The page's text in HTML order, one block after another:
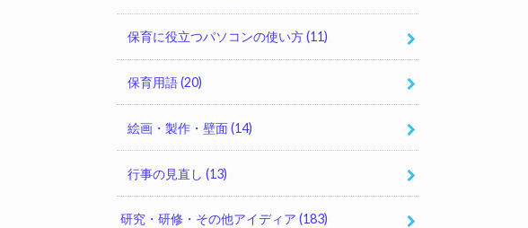
保育に役立つパソコンの使い方(11)
保育用語(20)
絵画・製作・壁面(14)
行事の見直し (13)
研究・研修・その他アイディア(183)